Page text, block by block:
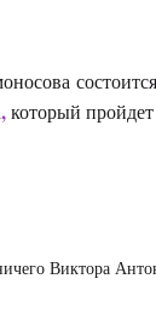
состоится
который
Виктора